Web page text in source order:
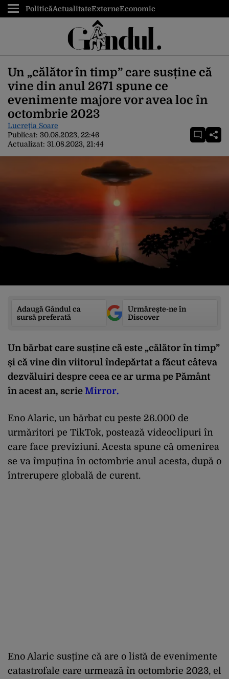
PoliticăActualitateExterneEconomic
Un „călător în timp” care susține că
vine din anul 2671 spune ce
evenimente majore vor avea loc în
octombrie 2023
Lucreția Soare
Publicat: 30.08.2023, 22:46
Actualizat: 31.08.2023, 21:44
Adaugă Gândul ca
sursă preferată
Urmărește-ne în
Discover
Un bărbat care susține că este „călător în timp”
și că vine din viitorul îndepărtat a făcut câteva
dezvăluiri despre ceea ce ar urma pe Pământ
în acest an, scrie Mirror.
Eno Alaric, un bărbat cu peste 26.000 de
urmăritori pe TikTok, postează videoclipuri în
care face previziuni. Acesta spune că omenirea
se va împuțina în octombrie anul acesta, după o
întrerupere globală de curent.
Eno Alaric susține că are o listă de evenimente
catastrofale care urmează în octombrie 2023, el